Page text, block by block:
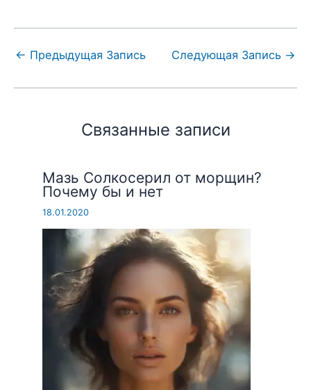
← Предыдущая Запись Следующая Запись →
Связанные записи
Мазь Солкосерил от морщин?
Почему бы и нет
18.01.2020